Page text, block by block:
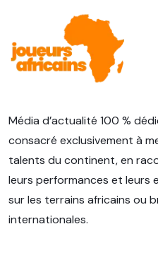
Média d’actualité 100 %
consacré exclusivement à
talents du continent, en
leurs performances et leurs
sur les terrains africains ou
internationales.